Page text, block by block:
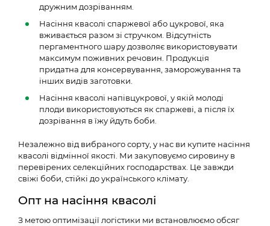
дружним дозріванням.
Насіння квасолі спаржевої або цукрової, яка
вживається разом зі стручком. Відсутність
пергаментного шару дозволяє використовувати
максимум поживних речовин. Продукція
придатна для консервування, заморожування та
інших видів заготовки.
Насіння квасолі напівцукрової, у якій молоді
плоди використовуються як спаржеві, а після їх
дозрівання в їжу йдуть боби.
Незалежно від вибраного сорту, у нас ви купите насіння
квасолі відмінної якості. Ми закуповуємо сировину в
перевірених селекційних господарствах. Це завжди
свіжі боби, стійкі до українського клімату.
Опт на насіння квасолі
З метою оптимізації логістики ми встановлюємо обсяг